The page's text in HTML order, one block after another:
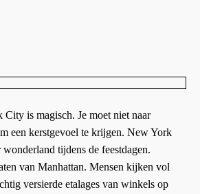
is magisch. Je moet niet naar
een kerstgevoel te krijgen. New York
tijdens de feestdagen.
van Manhattan. Mensen kijken vol
versierde etalages van winkels op